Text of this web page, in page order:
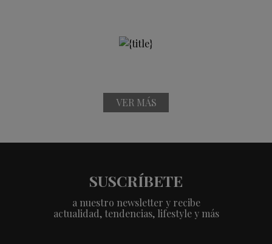
VER MÁS
SUSCRÍBETE
a nuestro newsletter y recibe
actualidad, tendencias, lifestyle y más